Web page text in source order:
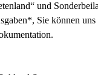
und
Sie können